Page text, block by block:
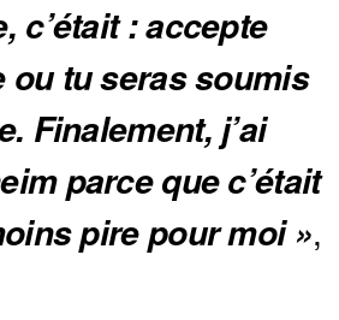
c’était : accepte
ou tu seras soumis
Finalement, j’ai
parce que c’était
pire pour moi »,